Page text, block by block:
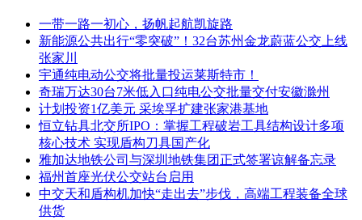
一带一路一初心，扬帆起航凯旋路
新能源公共出行“零突破”！32台苏州金龙蔚蓝公交上线
张家川
宇通纯电动公交将批量投运莱斯特市！
奇瑞万达30台7米低入口纯电公交批量交付安徽滁州
计划投资1亿美元 采埃孚扩建张家港基地
恒立钻具北交所IPO：掌握工程破岩工具结构设计多项
核心技术 实现盾构刀具国产化
雅加达地铁公司与深圳地铁集团正式签署谅解备忘录
福州首座光伏公交站台启用
中交天和盾构机加快“走出去”步伐，高端工程装备全球
供货